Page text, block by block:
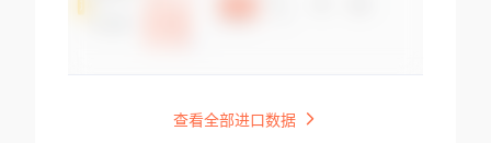
查看全部进口数据